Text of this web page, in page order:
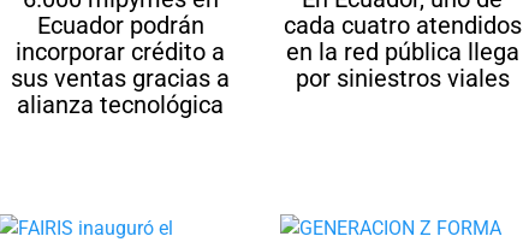
Ecuador podrán
incorporar crédito a
sus ventas gracias a
alianza tecnológica
cada cuatro atendidos
en la red pública llega
por siniestros viales